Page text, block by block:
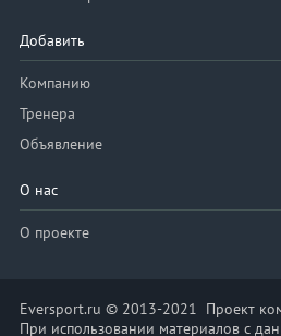
Добавить
Компанию
Тренера
Объявление
О нас
О проекте
Eversport.ru © 2013-2021 Проект
При использовании материалов с